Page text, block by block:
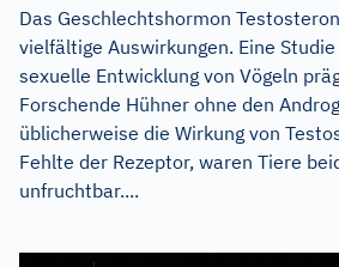
Das Geschlechtshormon
vielfältige Auswirkungen. Eine
sexuelle Entwicklung von Vögeln
Forschende Hühner ohne den
üblicherweise die Wirkung von
Fehlte der Rezeptor, waren Tiere
unfruchtbar....